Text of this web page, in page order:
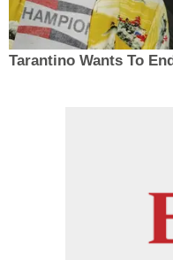
Tarantino Wants To